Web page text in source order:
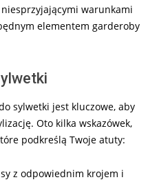
warunkami
elementem garderoby
sylwetki jest kluczowe, aby
Oto kilka wskazówek,
podkreślą Twoje atuty:
z odpowiednim krojem i